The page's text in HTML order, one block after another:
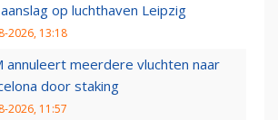
op luchthaven Leipzig
2026, 13:18
annuleert meerdere vluchten naar
door staking
2026, 11:57